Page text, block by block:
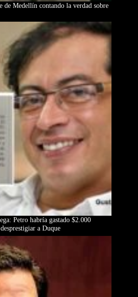
de Medellín contando la verdad sobre
Petro habría gastado $2.000
a Duque